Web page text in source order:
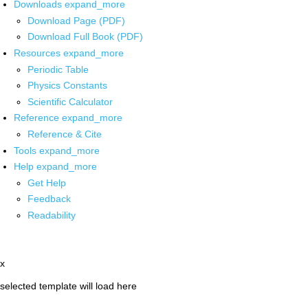
Downloads expand_more
Download Page (PDF)
Download Full Book (PDF)
Resources expand_more
Periodic Table
Physics Constants
Scientific Calculator
Reference expand_more
Reference & Cite
Tools expand_more
Help expand_more
Get Help
Feedback
Readability
x
selected template will load here